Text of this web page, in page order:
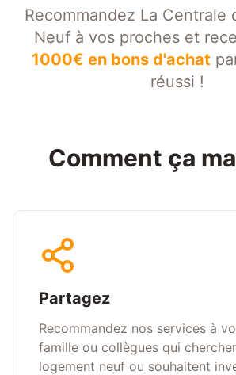
Recommandez La Centrale
Neuf à vos proches et
1000€ en bons d'achat
réussi !
Comment ça
Partagez
Recommandez nos services à
famille ou collègues qui
logement neuf ou souhaitent